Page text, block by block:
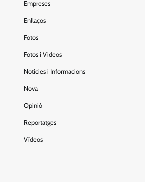
Empreses
Enllaços
Fotos
Fotos i Videos
Notícies i Informacions
Nova
Opinió
Reportatges
Vídeos